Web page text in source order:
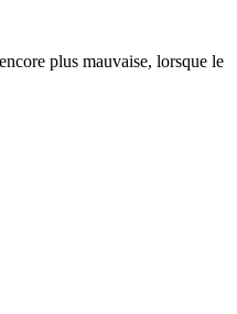
plus mauvaise, lorsque le